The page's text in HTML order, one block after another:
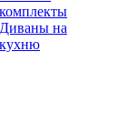
комплекты
Диваны на
кухню